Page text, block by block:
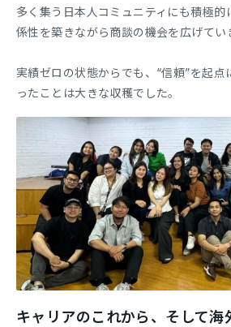
多く集う日本人コミュニティにも積極的
係性を築きながら商談の機会を広げてい
実績ゼロの状態からでも、“信頼”を起点
ったことは大きな収穫でした。
キャリアのこれから、そして海